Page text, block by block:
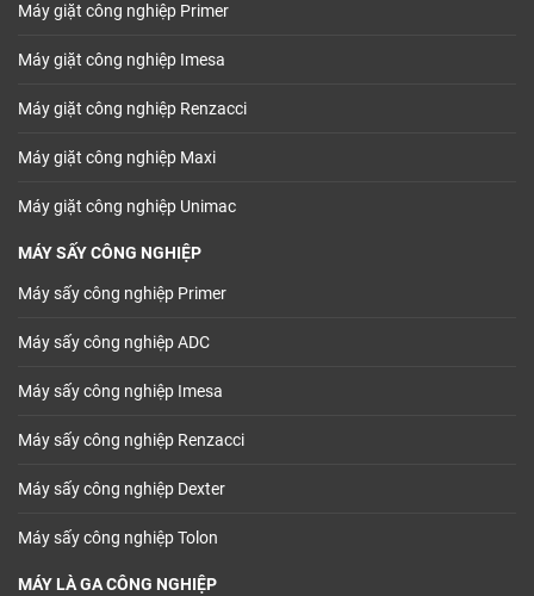
Máy giặt công nghiệp Primer
Máy giặt công nghiệp Imesa
Máy giặt công nghiệp Renzacci
Máy giặt công nghiệp Maxi
Máy giặt công nghiệp Unimac
MÁY SẤY CÔNG NGHIỆP
Máy sấy công nghiệp Primer
Máy sấy công nghiệp ADC
Máy sấy công nghiệp Imesa
Máy sấy công nghiệp Renzacci
Máy sấy công nghiệp Dexter
Máy sấy công nghiệp Tolon
MÁY LÀ GA CÔNG NGHIỆP